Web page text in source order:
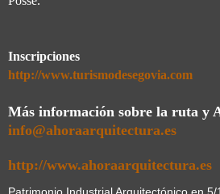
Inscripciones
http://www.turismodesegovia.com
Más información sobre la ruta y
info@ahoraarquitectura.es
http://www.ahoraarquitectura.es